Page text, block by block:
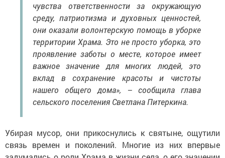
чувства ответственности за окружающую
среду, патриотизма и духовных ценностей,
они оказали волонтерскую помощь в уборке
территории Храма. Это не просто уборка, это
проявление заботы о месте, которое имеет
важное значение для многих людей, это
вклад в сохранение красоты и чистоты
нашего общего дома», – сообщила глава
сельского поселения Светлана Питеркина.
Убирая мусор, они прикоснулись к святыне, ощутили
связь времен и поколений. Многие из них впервые